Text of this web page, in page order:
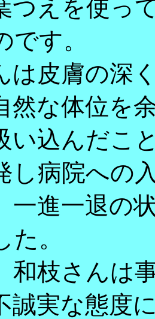
つえを使っ
す。
皮膚の深
然な体位を
い込んだこ
し病院への
進一退の
。
枝さんは
誠実な態度